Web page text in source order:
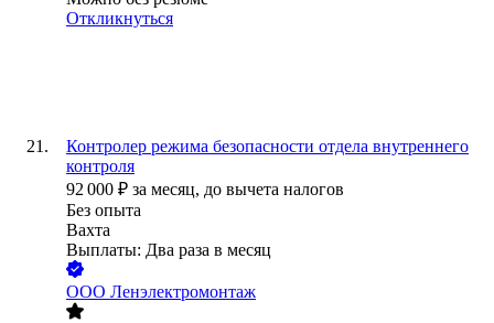
Откликнуться
Контролер режима безопасности отдела внутреннего
контроля
92 000 ₽ за месяц, до вычета налогов
Без опыта
Вахта
Выплаты: Два раза в месяц
ООО Ленэлектромонтаж